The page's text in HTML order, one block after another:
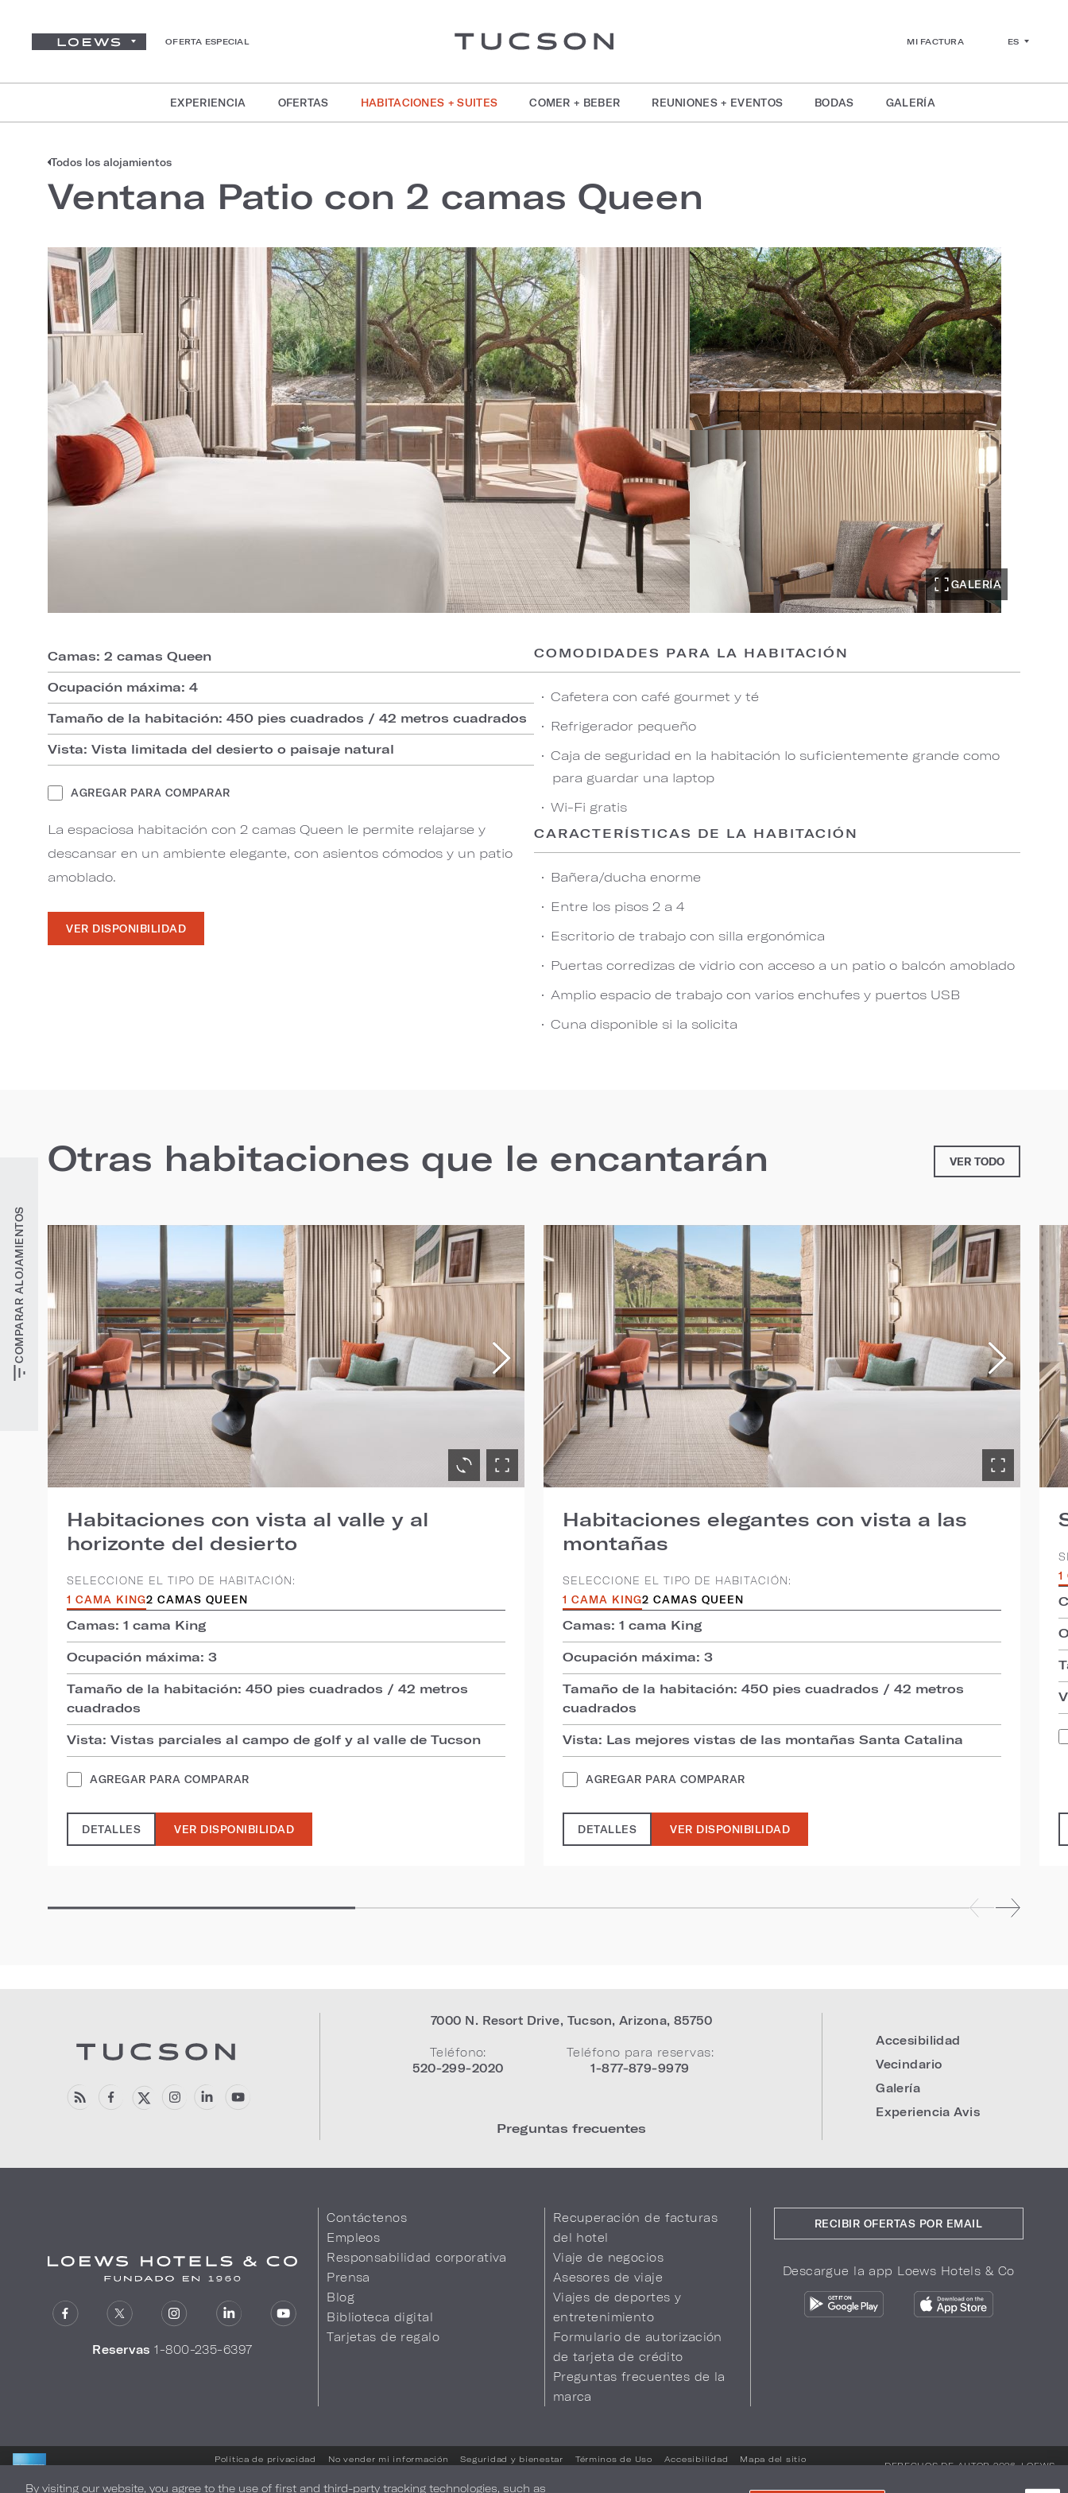
OFERTA ESPECIAL MI FACTURA ES
EXPERIENCIA OFERTAS HABITACIONES + SUITES COMER + BEBER REUNIONES + EVENTOS BODAS GALERÍA
COMPARAR ALOJAMIENTOS
Todos los alojamientos
Ventana Patio con 2 camas Queen
GALERÍA
Camas: 2 camas Queen
Ocupación máxima: 4
Tamaño de la habitación: 450 pies cuadrados / 42 metros cuadrados
Vista: Vista limitada del desierto o paisaje natural
AGREGAR PARA COMPARAR
La espaciosa habitación con 2 camas Queen le permite relajarse y
descansar en un ambiente elegante, con asientos cómodos y un patio
amoblado.
VER DISPONIBILIDAD
COMODIDADES PARA LA HABITACIÓN
Cafetera con café gourmet y té
Refrigerador pequeño
Caja de seguridad en la habitación lo suficientemente grande como
para guardar una laptop
Wi-Fi gratis
CARACTERÍSTICAS DE LA HABITACIÓN
Bañera/ducha enorme
Entre los pisos 2 a 4
Escritorio de trabajo con silla ergonómica
Puertas corredizas de vidrio con acceso a un patio o balcón amoblado
Amplio espacio de trabajo con varios enchufes y puertos USB
Cuna disponible si la solicita
Otras habitaciones que le encantarán VER TODO
Habitaciones con vista al valle y al
horizonte del desierto
SELECCIONE EL TIPO DE HABITACIÓN:
1 CAMA KING2 CAMAS QUEEN
Camas: 1 cama King
Ocupación máxima: 3
Tamaño de la habitación: 450 pies cuadrados / 42 metros
cuadrados
Vista: Vistas parciales al campo de golf y al valle de Tucson
AGREGAR PARA COMPARAR
DETALLES VER DISPONIBILIDAD
Habitaciones elegantes con vista a las
montañas
SELECCIONE EL TIPO DE HABITACIÓN:
1 CAMA KING2 CAMAS QUEEN
Camas: 1 cama King
Ocupación máxima: 3
Tamaño de la habitación: 450 pies cuadrados / 42 metros
cuadrados
Vista: Las mejores vistas de las montañas Santa Catalina
AGREGAR PARA COMPARAR
DETALLES VER DISPONIBILIDAD
1
7000 N. Resort Drive, Tucson,Arizona, 85750
Teléfono:
520-299-2020
Teléfono para reservas:
1-877-879-9979
Preguntas frecuentes
Accesibilidad
Vecindario
Galería
Experiencia Avis
Reservas 1-800-235-6397
Contáctenos
Empleos
Responsabilidad corporativa
Prensa
Blog
Biblioteca digital
Tarjetas de regalo
Recuperación de facturas
del hotel
Viaje de negocios
Asesores de viaje
Viajes de deportes y
entretenimiento
Formulario de autorización
de tarjeta de crédito
Preguntas frecuentes de la
marca
RECIBIR OFERTAS POR EMAIL
Descargue la app Loews Hotels & Co
Política de privacidad No vender mi información Seguridad y bienestar Términos de Uso Accesibilidad Mapa del sitio
Sus opciones de privacidad
DERECHOS DE AUTOR 2026.LOEWS
By visiting our website, you agree to the use of first and third-party tracking technologies, such as